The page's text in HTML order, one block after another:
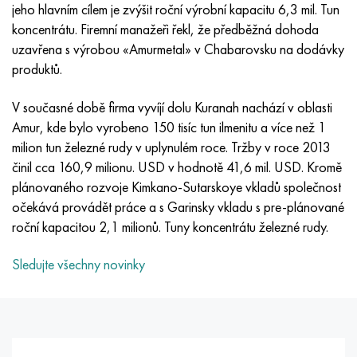
jeho hlavním cílem je zvýšit roční výrobní kapacitu 6,3 mil. Tun
koncentrátu. Firemní manažeři řekl, že předběžná dohoda
uzavřena s výrobou «Amurmetal» v Chabarovsku na dodávky
produktů.
V současné době firma vyvíjí dolu Kuranah nachází v oblasti
Amur, kde bylo vyrobeno 150 tisíc tun ilmenitu a více než 1
milion tun železné rudy v uplynulém roce. Tržby v roce 2013
činil cca 160,9 milionu. USD v hodnotě 41,6 mil. USD. Kromě
plánovaného rozvoje Kimkano-Sutarskoye vkladů společnost
očekává provádět práce a s Garinsky vkladu s pre-plánované
roční kapacitou 2,1 milionů. Tuny koncentrátu železné rudy.
Sledujte všechny novinky
Inotherm
incotest
Kobalt 6B
maraging 250
René 41
47ND
47НХР
49K2F, 49K2FA-VI
Slitina 50N
Slitina 50NP
HN62VMYUT
HN62MVKYU
XN65VM
KhN65VMTYu
KhN67MVTYu
VT-35
PT-1M
PT-7M
2B
SPT-2 sv
1.4466 - AISI 310MoLn
Slitina Al6xn
PH 13-8 Po - 1,4534
1,4542 - 17-4Ph®
Custom 455® - 1.4543 - uns s45500
10X17H13M3T
10X18N18Yu4D
12Х18Н9Т
13X11N2V2MF
15x11mf
2,0872, CuNi10Fe1Mn, Cw352h
Silikonový hliníkový bronz
křemíkový bronz
C65500, CuAl11Fe3
C65620, CuSi3Fe2Zn3
Červená mosaz
C84400, CuSn2ZnPb
45G2, 45g2, AISI 1144
Legovaná konstrukční ocel
12X2H4A, 15NiCr13, 1,5752
AC14, 11SMnPb30
20G, 20mn5
Р6М5, 1.3343, hs6-5-2, sw7m
Р6М5К5, 1,3243, hs6-5-2-5
Р9М4К8,1,3207
R12F3, 1,3318, sw12
P18, 1,3355, hs18-0-1, sw18